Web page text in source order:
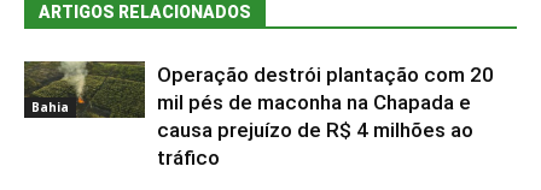
ARTIGOS RELACIONADOS
Bahia
Operação destrói plantação com 20
mil pés de maconha na Chapada e
causa prejuízo de R$ 4 milhões ao
tráfico